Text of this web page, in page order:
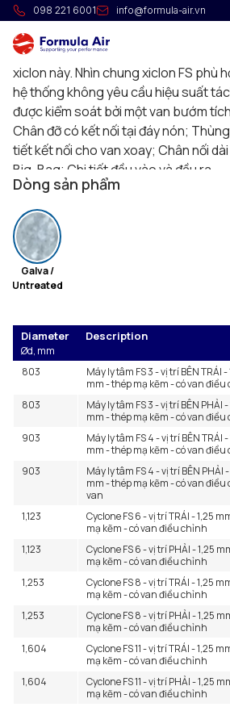
098 221 6001 info@formula-air.vn
Silo FS
Được sử dụng trong ngành công
cứng. Ngành nông nghiệp cũng là
xiclon này. Nhìn chung xiclon FS phù
hệ thống không yêu cầu hiệu suất
được kiểm soát bởi một van bướm
Chân đỡ có kết nối tại đáy nón;
tiết kết nối cho van xoay; Chân nối
Big-Bag; Chi tiết đầu vào và đầu ra.
Dòng sản phẩm
Galva /
Untreated
Diameter Description
Ød, mm
803
Máy ly tâm FS 3 - vị trí BÊN TRÁI -
mm - thép mạ kẽm - có van điều
803
Máy ly tâm FS 3 - vị trí BÊN PHẢI -
mm - thép mạ kẽm - có van điều
903
Máy ly tâm FS 4 - vị trí BÊN TRÁI -
mm - thép mạ kẽm - có van điều
903
Máy ly tâm FS 4 - vị trí BÊN PHẢI -
mm - thép mạ kẽm - có van điều
van
1,123
Cyclone FS 6 - vị trí TRÁI - 1,25
mạ kẽm - có van điều chỉnh
1,123
Cyclone FS 6 - vị trí PHẢI - 1,25
mạ kẽm - có van điều chỉnh
1,253
Cyclone FS 8 - vị trí TRÁI - 1,25
mạ kẽm - có van điều chỉnh
1,253
Cyclone FS 8 - vị trí PHẢI - 1,25
mạ kẽm - có van điều chỉnh
1,604
Cyclone FS 11 - vị trí TRÁI - 1,25
mạ kẽm - có van điều chỉnh
1,604
Cyclone FS 11 - vị trí PHẢI - 1,25
mạ kẽm - có van điều chỉnh